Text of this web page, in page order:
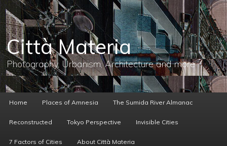
メ
イ
ン
コ
ン
テ
ン
へ
移
動
Città Materia
Photography, Urbanism, Architecture and more
Home Places of Amnesia The Sumida River Almanac
Reconstructed Tokyo Perspective Invisible Cities
7 Factors of Cities About Città Materia